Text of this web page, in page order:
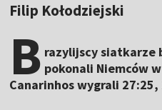
Filip Kołodziejski
B razylijscy siatkarze
pokonali Niemców
Canarinhos wygrali